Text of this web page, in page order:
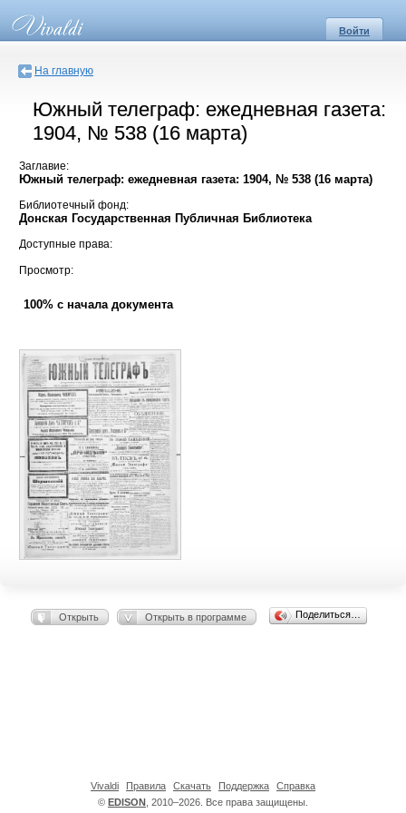
Войти
На главную
Южный телеграф: ежедневная газета:
1904, № 538 (16 марта)
Заглавие:
Южный телеграф: ежедневная газета: 1904, № 538 (16 марта)
Библиотечный фонд:
Донская Государственная Публичная Библиотека
Доступные права:
Просмотр:
100% с начала документа
Открыть Открыть в программе Поделиться…
© EDISON , 2010–2026. Все права защищены.
Vivaldi Правила Скачать Поддержка Справка